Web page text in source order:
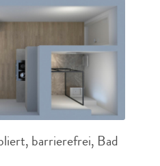
barrierefrei, Bad